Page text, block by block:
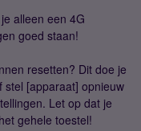
alleen een 4G
goed staan!
resetten? Dit doe je
stel [apparaat] opnieuw
Let op dat je
gehele toestel!